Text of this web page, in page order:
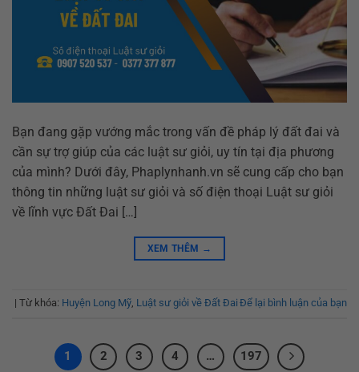
Bạn đang gặp vướng mắc trong vấn đề pháp lý đất đai và
cần sự trợ giúp của các luật sư giỏi, uy tín tại địa phương
của mình? Dưới đây, Phaplynhanh.vn sẽ cung cấp cho bạn
thông tin những luật sư giỏi và số điện thoại Luật sư giỏi
về lĩnh vực Đất Đai […]
XEM THÊM →
| Từ khóa: Huyện Long Mỹ, Luật sư giỏi về Đất Đai Để lại bình luận của bạn
1 2 3 4 … 197